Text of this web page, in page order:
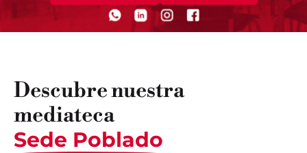
Descubre nuestra
mediateca
Sede Poblado